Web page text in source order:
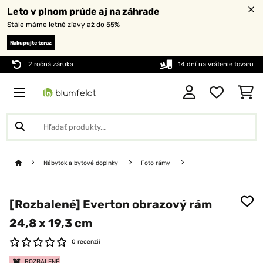
Leto v plnom prúde aj na záhrade
Stále máme letné zľavy až do 55%
Nakupujte teraz
2 ročná záruka 14 dní na vrátenie tovaru
Nábytok a bytové doplnky Foto rámy
[Rozbalené] Everton obrazový rám
24,8 x 19,3 cm
0 recenzií